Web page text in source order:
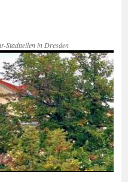
Stadtteilen in Dresden